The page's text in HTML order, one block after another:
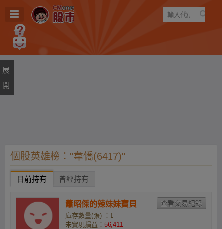
遊戲
個股英雄榜："韋僑(6417)"
目前持有 曾經持有
蕭昭傑的辣妹妹寶貝
庫存數量(張) ：1
未實現損益： 56,411